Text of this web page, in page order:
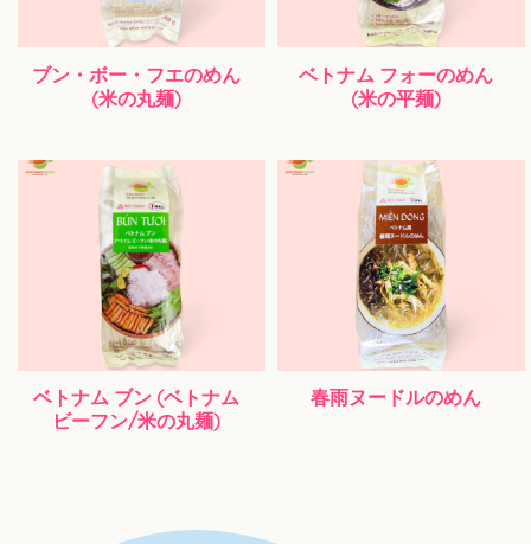
ブン・ボー・フエのめん
(米の丸麺)
ベトナム フォーのめん
(米の平麺)
ベトナム ブン (ベトナム
ビーフン/米の丸麺)
春雨ヌードルのめん